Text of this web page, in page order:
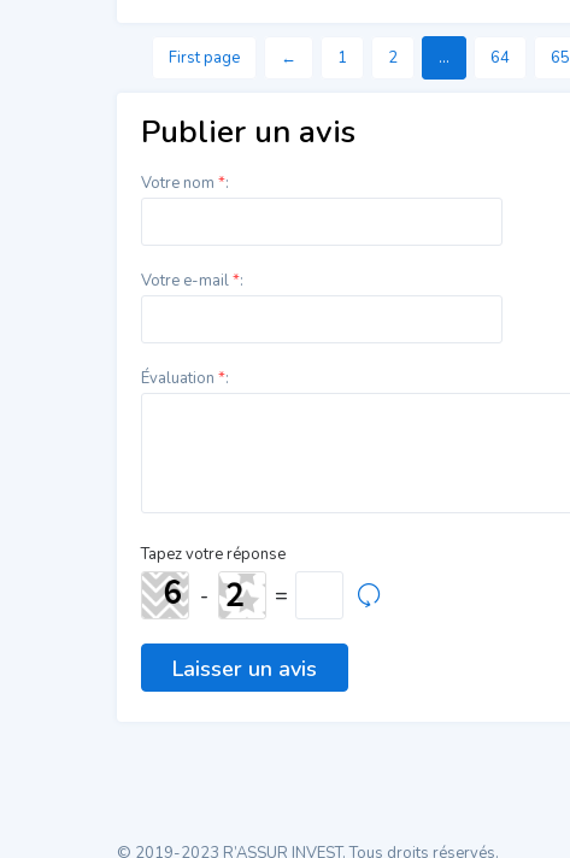
First page ← 1 2 ... 64 65
Publier un avis
Votre nom *:
Votre e-mail*:
Évaluation *:
Tapez votre réponse
- =
© 2019-2023 R’ASSUR INVEST. Tous droits réservés.